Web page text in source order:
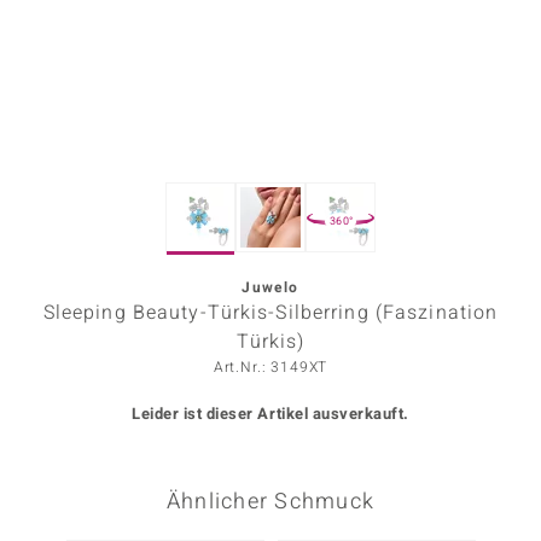
360°
Juwelo
Sleeping Beauty-Türkis-Silberring (Faszination
Türkis)
Art.Nr.: 3149XT
Leider ist dieser Artikel ausverkauft.
Ähnlicher Schmuck